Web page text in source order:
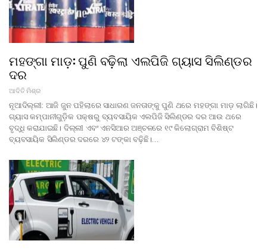
ମହଙ୍ଗା ମାଡ଼: ପୁଣି ବଢ଼ିଲା ଏଲପିଜି ଗ୍ୟାସ ସିଲିଣ୍ଡର
ଦର
ଆଦିତି ମିଶ୍ର
ନୂଆଦିଲ୍ଲୀ: ଆଜି ଜୁନ ପହିଲାରେ ସାଧାରଣ ଜନତାଙ୍କୁ ପୁଣି ଥରେ ମହଙ୍ଗା ମାଡ଼ ଲାଗିଛି।
ଗ୍ୟାସ କମ୍ପାନୀଗୁଡ଼ିକ ପକ୍ଷରୁ ବ୍ୟବସାୟିକ ଏଲପିଜି ସିଲିଣ୍ଡର ଦର ଆଉ ଥରେ
ବୃଦ୍ଧି କରାଯାଇଛି। ଦିଲ୍ଲୀ ଏବଂ ଏନସିଆର ଅଞ୍ଚଳରେ ୧୯ କିଲୋଗ୍ରାମ ବିଶିଷ୍ଟ
ବ୍ୟବସାୟିକ ସିଲିଣ୍ଡର ଦରରେ ୪୨ ଟଙ୍କା ବଢ଼ିଛି।…